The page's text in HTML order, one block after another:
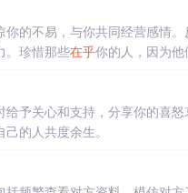
的不易，与你共同经营感情。
。珍惜那些在乎你的人，因为他
给予关心和支持，分享你的喜怒
己的人共度余生。